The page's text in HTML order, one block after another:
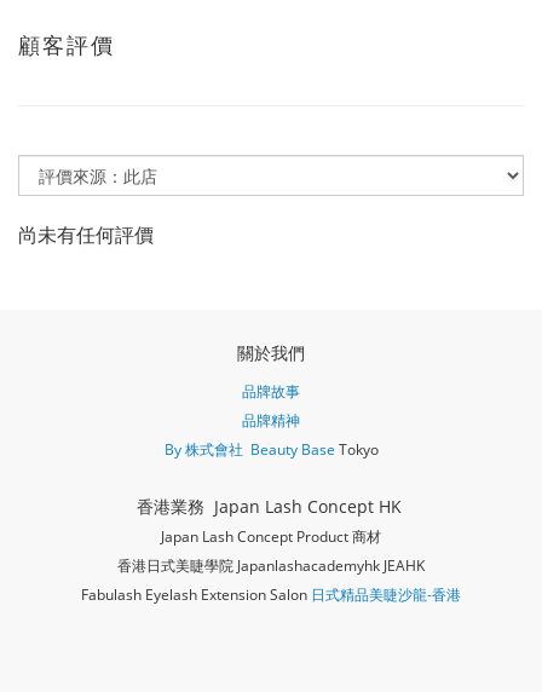
顧客評價
尚未有任何評價
關於我們
品牌故事
品牌精神
By 株式會社 Beauty Base Tokyo
香港業務 Japan Lash Concept HK
Japan Lash Concept Product 商材
香港日式美睫學院 Japanlashacademyhk JEAHK
Fabulash Eyelash Extension Salon 日式精品美睫沙龍-香港